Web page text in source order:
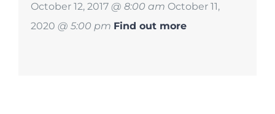
October 12, 2017 @ 8:00 am October 11,
2020 @ 5:00 pm Find out more